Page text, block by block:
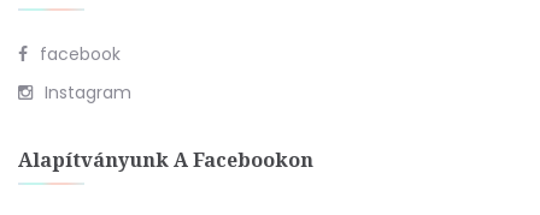
facebook
Instagram
Alapítványunk A Facebookon